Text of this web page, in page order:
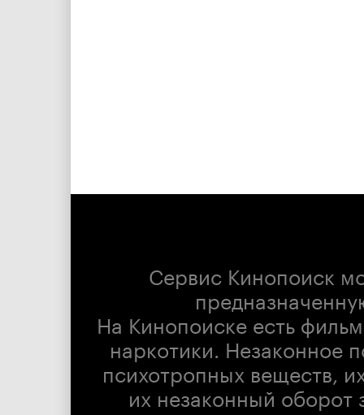
Сервис Кинопоиск
На Кинопоиске есть
наркотики. Незаконное
психотропных веществ,
их незаконный оборот